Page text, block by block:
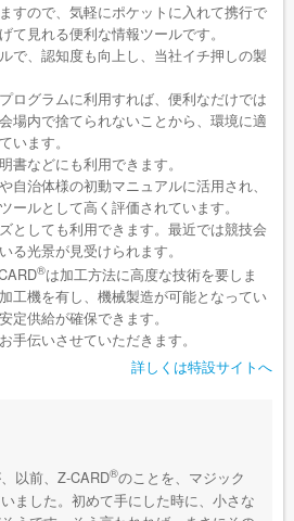
すので、気軽にポケットに入れて携行で
て見れる便利な情報ツールです。
で、認知度も向上し、当社イチ押しの製
ログラムに利用すれば、便利なだけでは
場内で捨てられないことから、環境に適
います。
書などにも利用できます。
自治体様の初動マニュアルに活用され、
ールとして高く評価されています。
としても利用できます。最近では競技会
る光景が見受けられます。
®は加工方法に高度な技術を要しま
工機を有し、機械製造が可能となってい
定供給が確保できます。
手伝いさせていただきます。
詳しくは特設サイトへ
以前、Z-CARD®のことを、マジック
ました。初めて手にした時に、小さな